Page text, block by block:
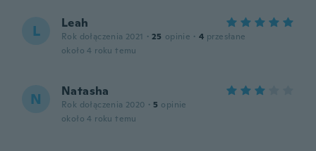
L Leah
Rok dołączenia 2021 · 25 opinie · 4 przesłane
około 4 roku temu
N Natasha
Rok dołączenia 2020 · 5 opinie
około 4 roku temu